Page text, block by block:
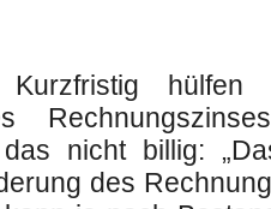
hülfen
nicht billig:
des